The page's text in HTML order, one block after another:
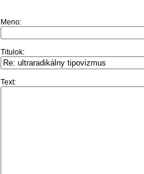
Meno:
Titulok:
Text: